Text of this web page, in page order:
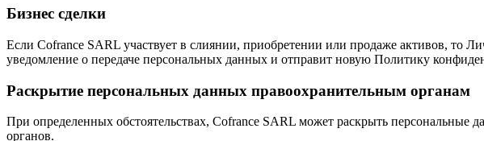
Бизнес сделки
Если Cofrance SARL участвует в слиянии, приобретении или продаже активов, то
уведомление о передаче персональных данных и отправит новую Политику
Раскрытие персональных данных правоохранительным органам
При определенных обстоятельствах, Cofrance SARL может раскрыть персональные
органов.